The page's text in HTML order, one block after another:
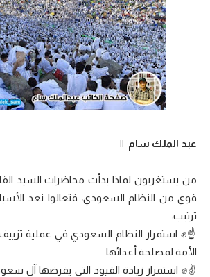
عبد الملك سام ||
من يستغربون لماذا بدأت محاضرات السيد
قوي من النظام السعودي، فتعالوا نعد
ترتيب:
☝️✊ استمرار النظام السعودي في عملية
الأمة لمصلحة أعدائها.
✌️✊ استمرار زيادة القيود التي يفرضها آل